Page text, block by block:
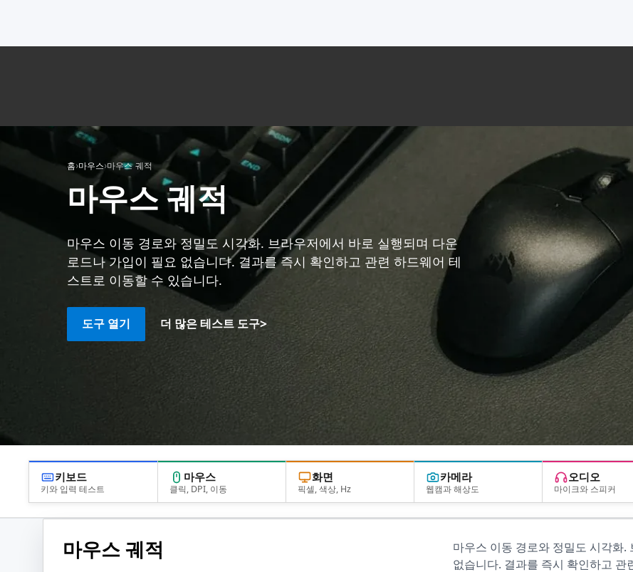
홈›마우스›마우스 궤적
마우스 궤적
마우스 이동 경로와 정밀도 시각화. 브라우저에서 바로 실행되며 다운
로드나 가입이 필요 없습니다. 결과를 즉시 확인하고 관련 하드웨어 테
스트로 이동할 수 있습니다.
도구 열기 더 많은 테스트 도구>
키보드
키와 입력 테스트
마우스
클릭, DPI, 이동
화면
픽셀, 색상, Hz
카메라
웹캠과 해상도
오디오
마이크와 스피커
마우스 궤적
마우스 이동 경로와 정밀도 시각화
없습니다. 결과를 즉시 확인하고